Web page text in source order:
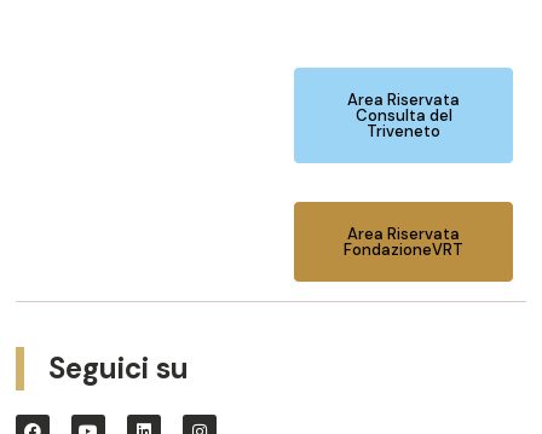
Area Riservata
Consulta del
Triveneto
Area Riservata
FondazioneVRT
Seguici su